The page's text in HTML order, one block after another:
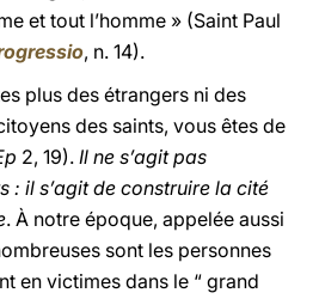
et tout l’homme » (Saint Paul
, n. 14).
plus des étrangers ni des
des saints, vous êtes de
2, 19). Il ne s’agit pas
: il s’agit de construire la cité
. À notre époque, appelée aussi
sont les personnes
en victimes dans le “ grand